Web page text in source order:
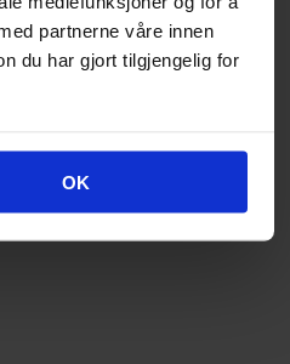
partnerne våre innen
du har gjort tilgjengelig for
OK